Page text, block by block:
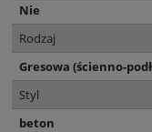
Nie
Rodzaj
Gresowa (ścienno-
Styl
beton